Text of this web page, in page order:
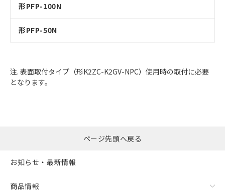
形PFP-100N
形PFP-50N
注. 表面取付タイプ（形K2ZC-K2GV-NPC）使用時の取付に必要
となります。
ページ先頭へ戻る
お知らせ・最新情報
商品情報